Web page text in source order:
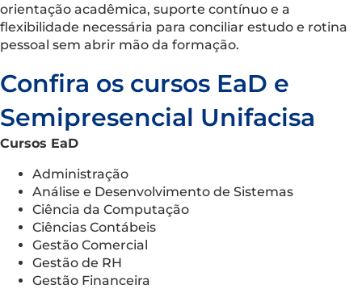
orientação acadêmica, suporte contínuo e a
flexibilidade necessária para conciliar estudo e rotina
pessoal sem abrir mão da formação.
Confira os cursos EaD e
Semipresencial Unifacisa
Cursos EaD
Administração
Análise e Desenvolvimento de Sistemas
Ciência da Computação
Ciências Contábeis
Gestão Comercial
Gestão de RH
Gestão Financeira